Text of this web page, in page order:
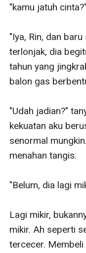
"kamu jatuh cinta?"
"Iya, Rin, dan
terlonjak, dia
tahun yang
balon gas
"Udah jadian?"
kekuatan aku
senormal
menahan tangis.
"Belum, dia lagi
Lagi mikir,
mikir. Ah seperti
tercecer.